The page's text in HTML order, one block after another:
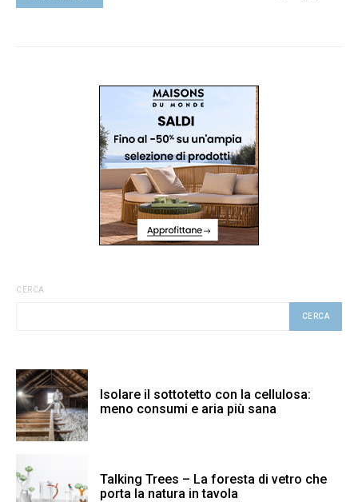
CERCA
CERCA
Isolare il sottotetto con la cellulosa:
meno consumi e aria più sana
Talking Trees – La foresta di vetro che
porta la natura in tavola